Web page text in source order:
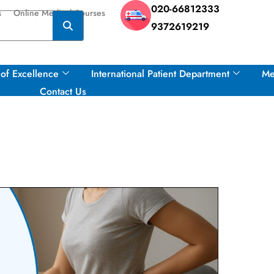
Online Medical Courses
020-66812333
9372619219
Excellence International Patient Department
Contact Us